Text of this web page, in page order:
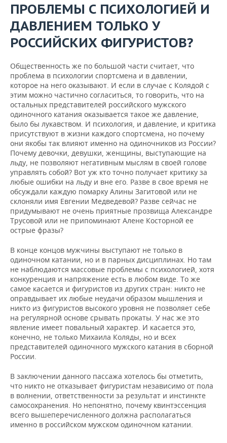
ПРОБЛЕМЫ С ПСИХОЛОГИЕЙ И
ДАВЛЕНИЕМ ТОЛЬКО У
РОССИЙСКИХ ФИГУРИСТОВ?
Общественность же по большой части считает, что
проблема в психологии спортсмена и в давлении,
которое на него оказывают. И если в случае с Колядой с
этим можно частично согласиться, то говорить, что на
остальных представителей российского мужского
одиночного катания оказывается такое же давление,
было бы лукавством. И психология, и давление, и критика
присутствуют в жизни каждого спортсмена, но почему
они якобы так влияют именно на одиночников из России?
Почему девочки, девушки, женщины, выступающие на
льду, не позволяют негативным мыслям в своей голове
управлять собой? Вот уж кто точно получает критику за
любые ошибки на льду и вне его. Разве в свое время не
обсуждали каждую помарку Алины Загитовой или не
склоняли имя Евгении Медведевой? Разве сейчас не
придумывают не очень приятные прозвища Александре
Трусовой или не припоминают Алене Косторной ее
острые фразы?
В конце концов мужчины выступают не только в
одиночном катании, но и в парных дисциплинах. Но там
не наблюдаются массовые проблемы с психологией, хотя
конкуренция и напряжение есть в любом виде. То же
самое касается и фигуристов из других стран: никто не
оправдывает их любые неудачи образом мышления и
никто из фигуристов высокого уровня не позволяет себе
на регулярной основе срывать прокаты. У нас же это
явление имеет повальный характер. И касается это,
конечно, не только Михаила Коляды, но и всех
представителей одиночного мужского катания в сборной
России.
В заключении данного пассажа хотелось бы отметить,
что никто не отказывает фигуристам независимо от пола
в волнении, ответственности за результат и инстинкте
самосохранения. Но непонятно, почему квинтэссенция
всего вышеперечисленного должна располагаться
именно в российском мужском одиночном катании.